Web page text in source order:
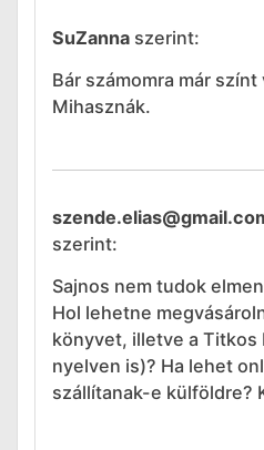
SuZanna szerint:
Bár számomra már
Mihasznák.
szerint:
Sajnos nem tudok
Hol lehetne
könyvet, illetve a Titkos
nyelven is)? Ha lehet
szállítanak-e külföldre?